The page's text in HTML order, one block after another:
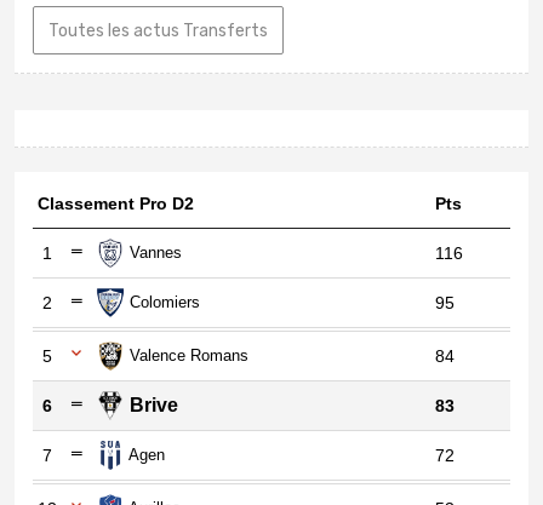
Toutes les actus Transferts
Classement Pro D2 Pts
1 Vannes 116
2 Colomiers 95
5 Valence Romans 84
6 Brive 83
7 Agen 72